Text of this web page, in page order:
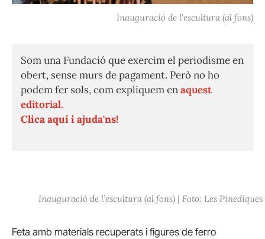
Inauguració de l'escultura (al fons)
Som una Fundació que exercim el periodisme en
obert, sense murs de pagament. Però no ho
podem fer sols, com expliquem enaquest
editorial.
Clica aquí i ajuda'ns!
Inauguració de l’escultura (al fons) | Foto: Les Pinediques
Feta amb materials recuperats i figures de ferro